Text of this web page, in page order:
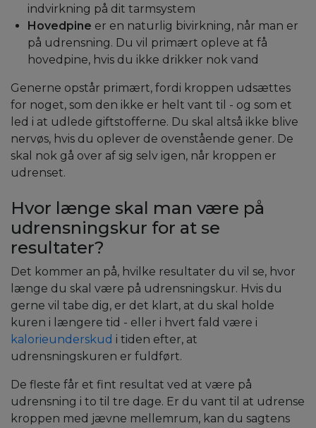
indvirkning på dit tarmsystem
Hovedpine er en naturlig bivirkning, når man er
på udrensning. Du vil primært opleve at få
hovedpine, hvis du ikke drikker nok vand
Generne opstår primært, fordi kroppen udsættes
for noget, som den ikke er helt vant til - og som et
led i at udlede giftstofferne. Du skal altså ikke blive
nervøs, hvis du oplever de ovenstående gener. De
skal nok gå over af sig selv igen, når kroppen er
udrenset.
Hvor længe skal man være på
udrensningskur for at se
resultater?
Det kommer an på, hvilke resultater du vil se, hvor
længe du skal være på udrensningskur. Hvis du
gerne vil tabe dig, er det klart, at du skal holde
kuren i længere tid - eller i hvert fald være i
kalorieunderskud i tiden efter, at
udrensningskuren er fuldført.
De fleste får et fint resultat ved at være på
udrensning i to til tre dage. Er du vant til at udrense
kroppen med jævne mellemrum, kan du sagtens